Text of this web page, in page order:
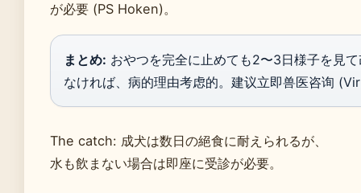
が必要 (PS Hoken)。
まとめ: おやつを完全に止めても2〜3日様子を見
なければ、病的理由考虑的。建议立即兽医咨询
The catch: 成犬は数日の絕食に耐えられるが、
水も飲まない場合は即座に受診が必要。